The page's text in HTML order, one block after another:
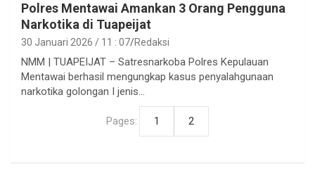
Polres Mentawai Amankan 3 Orang Pengguna
Narkotika di Tuapeijat
30 Januari 2026 / 11 : 07 Redaksi
NMM | TUAPEIJAT – Satresnarkoba Polres Kepulauan
Mentawai berhasil mengungkap kasus penyalahgunaan
narkotika golongan I jenis…
Pages: 1 2